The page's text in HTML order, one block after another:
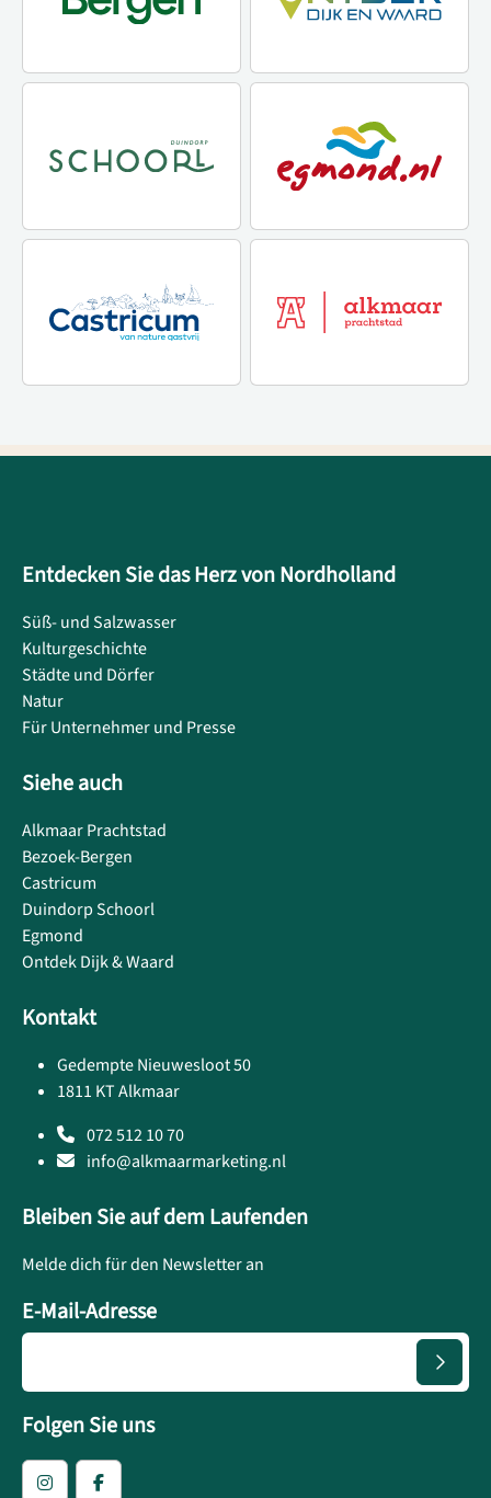
Entdecken Sie das Herz von Nordholland
Süß- und Salzwasser
Kulturgeschichte
Städte und Dörfer
Natur
Für Unternehmer und Presse
Siehe auch
Alkmaar Prachtstad
Bezoek-Bergen
Castricum
Duindorp Schoorl
Egmond
Ontdek Dijk & Waard
Kontakt
Gedempte Nieuwesloot 50
1811 KT Alkmaar
072 512 10 70
info@alkmaarmarketing.nl
Bleiben Sie auf dem Laufenden
Melde dich für den Newsletter an
E-Mail-Adresse
Folgen Sie uns